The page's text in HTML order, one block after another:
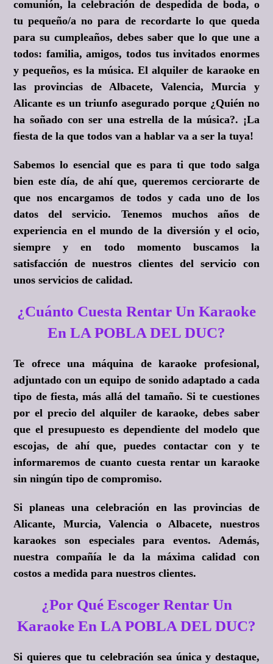
comunión, la celebración de despedida de boda, o
tu pequeño/a no para de recordarte lo que queda
para su cumpleaños, debes saber que lo que une a
todos: familia, amigos, todos tus invitados enormes
y pequeños, es la música. El alquiler de karaoke en
las provincias de Albacete, Valencia, Murcia y
Alicante es un triunfo asegurado porque ¿Quién no
ha soñado con ser una estrella de la música?. ¡La
fiesta de la que todos van a hablar va a ser la tuya!
Sabemos lo esencial que es para ti que todo salga
bien este día, de ahí que, queremos cerciorarte de
que nos encargamos de todos y cada uno de los
datos del servicio. Tenemos muchos años de
experiencia en el mundo de la diversión y el ocio,
siempre y en todo momento buscamos la
satisfacción de nuestros clientes del servicio con
unos servicios de calidad.
¿Cuánto Cuesta Rentar Un Karaoke
En LA POBLA DEL DUC?
Te ofrece una máquina de karaoke profesional,
adjuntado con un equipo de sonido adaptado a cada
tipo de fiesta, más allá del tamaño. Si te cuestiones
por el precio del alquiler de karaoke, debes saber
que el presupuesto es dependiente del modelo que
escojas, de ahí que, puedes contactar con y te
informaremos de cuanto cuesta rentar un karaoke
sin ningún tipo de compromiso.
Si planeas una celebración en las provincias de
Alicante, Murcia, Valencia o Albacete, nuestros
karaokes son especiales para eventos. Además,
nuestra compañía le da la máxima calidad con
costos a medida para nuestros clientes.
¿Por Qué Escoger Rentar Un
Karaoke En LA POBLA DEL DUC?
Si quieres que tu celebración sea única y destaque,